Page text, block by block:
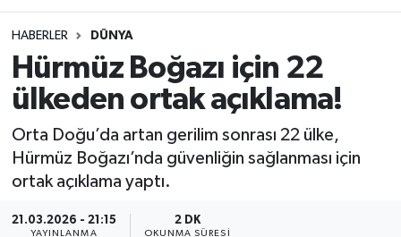
HABERLER DÜNYA
Hürmüz Boğazı için 22
ülkeden ortak açıklama!
Orta Doğu’da artan gerilim sonrası 22 ülke,
Hürmüz Boğazı’nda güvenliğin sağlanması için
ortak açıklama yaptı.
21.03.2026 - 21:15
YAYINLANMA
2 DK
OKUNMA SÜRESI
Ege Haberleri
Ekonomi
Genel
Gündem
Resmi İlan
Yunusemre Hava Durumu
Yunusemre Trafik Yoğunluk Haritası
Süper Lig Puan Durumu ve Fikstür
Tüm Manşetler
Son Dakika Haberleri